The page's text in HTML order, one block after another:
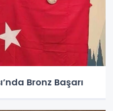
Bronz Başarı